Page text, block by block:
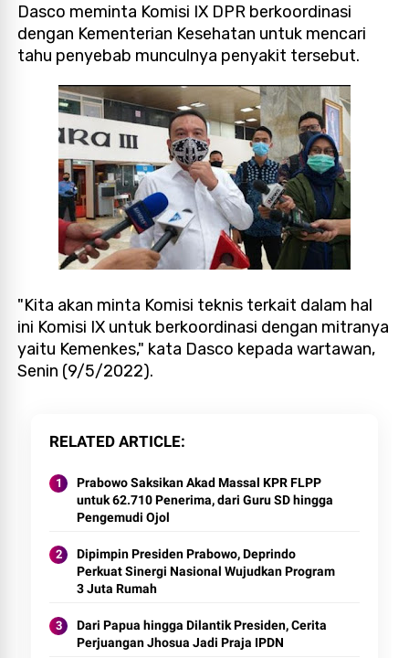
Dasco meminta Komisi IX DPR berkoordinasi
dengan Kementerian Kesehatan untuk mencari
tahu penyebab munculnya penyakit tersebut.
"Kita akan minta Komisi teknis terkait dalam hal
ini Komisi IX untuk berkoordinasi dengan mitranya
yaitu Kemenkes," kata Dasco kepada wartawan,
Senin (9/5/2022).
RELATED ARTICLE
Prabowo Saksikan Akad Massal KPR FLPP
untuk 62.710 Penerima, dari Guru SD hingga
Pengemudi Ojol
Dipimpin Presiden Prabowo, Deprindo
Perkuat Sinergi Nasional Wujudkan Program
3 Juta Rumah
Dari Papua hingga Dilantik Presiden, Cerita
Perjuangan Jhosua Jadi Praja IPDN